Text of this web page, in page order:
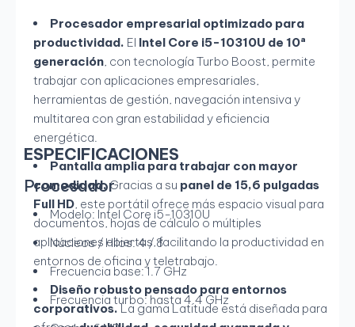
Procesador empresarial optimizado para
productividad. El Intel Core i5-10310U de 10ª
generación, con tecnología Turbo Boost, permite
trabajar con aplicaciones empresariales,
herramientas de gestión, navegación intensiva y
multitarea con gran estabilidad y eficiencia
energética.
Pantalla amplia para trabajar con mayor
comodidad.Gracias a su panel de 15,6 pulgadas
Full HD, este portátil ofrece más espacio visual para
documentos, hojas de cálculo o múltiples
aplicaciones abiertas, facilitando la productividad en
entornos de oficina y teletrabajo.
Diseño robusto pensado para entornos
corporativos.La gama Latitude está diseñada para
ESPECIFICACIONES
Procesador
Modelo: Intel Core i5-10310U
Núcleos / Hilos: 4 / 8
Frecuencia base: 1.7 GHz
Frecuencia turbo: hasta 4.4 GHz